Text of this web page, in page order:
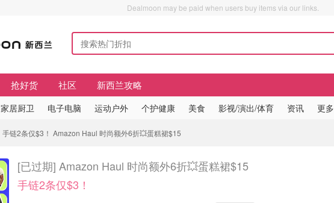
Dealmoon may be paid when users buy items via our links.
抢好货 社区 新西兰攻略
家居厨卫 电子电脑 运动户外 个护健康 美食 影视/演出/体育 资讯 更多
手链2条仅$3！ Amazon Haul 时尚额外6折💥蛋糕裙$15
[已过期] Amazon Haul 时尚额外6折💥蛋糕裙$15
手链2条仅$3！